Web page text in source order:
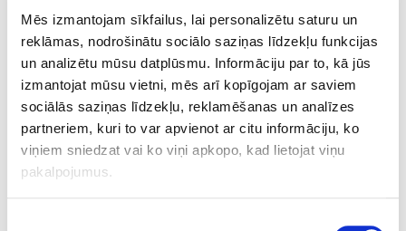
Mēs izmantojam sīkfailus, lai personalizētu saturu un
reklāmas, nodrošinātu sociālo saziņas līdzekļu funkcijas
un analizētu mūsu datplūsmu. Informāciju par to, kā jūs
izmantojat mūsu vietni, mēs arī kopīgojam ar saviem
sociālās saziņas līdzekļu, reklamēšanas un analīzes
partneriem, kuri to var apvienot ar citu informāciju, ko
viņiem sniedzat vai ko viņi apkopo, kad lietojat viņu
pakalpojumus.
Strāvas vads FLEXYLED HE CH M24